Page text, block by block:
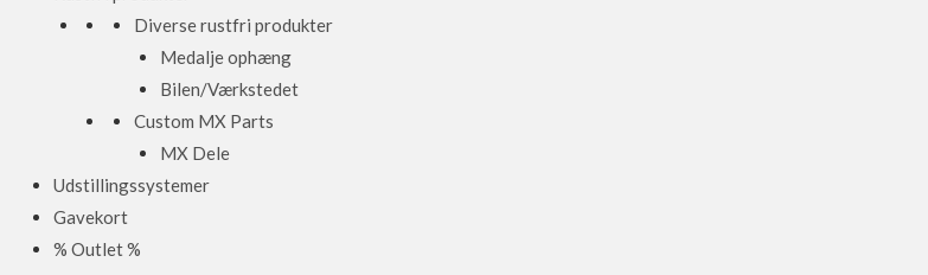
Diverse rustfri produkter
Medalje ophæng
Bilen/Værkstedet
Custom MX Parts
MX Dele
Udstillingssystemer
Gavekort
% Outlet %